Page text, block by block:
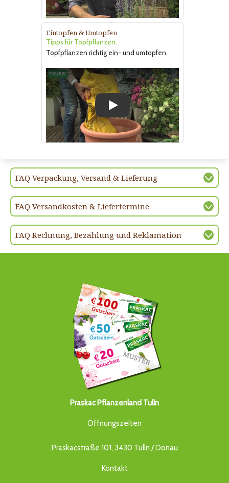
Eintopfen & Umtopfen
Tipps für Topfpflanzen.
Topfpflanzen richtig ein- und umtopfen.
Play
FAQ Verpackung, Versand & Lieferung
FAQ Versandkosten & Liefertermine
FAQ Rechnung, Bezahlung und Reklamation
Praskac Pflanzenland Tulln
Öffnungszeiten
Praskacstraße 101, 3430 Tulln / Donau
Kontakt